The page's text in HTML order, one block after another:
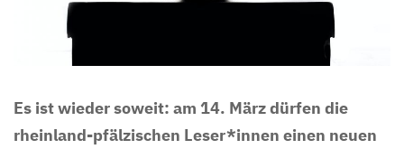
Es ist wieder soweit: am 14. März dürfen die
rheinland-pfälzischen Leser*innen einen neuen